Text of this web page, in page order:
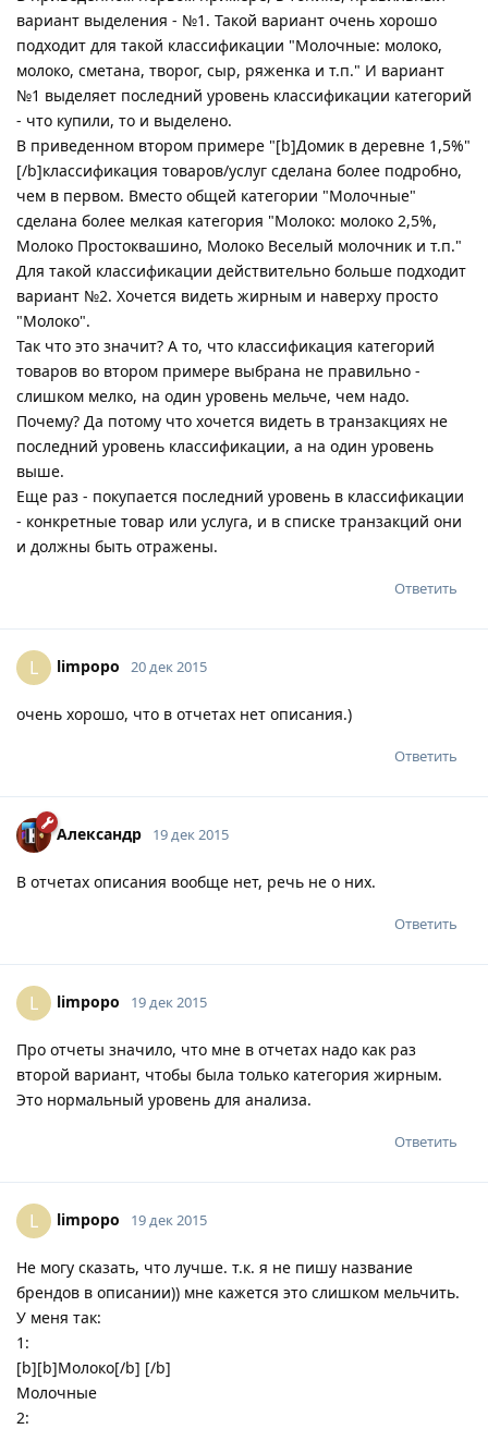
вариант выделения - №1. Такой вариант очень хорошо
подходит для такой классификации "Молочные: молоко,
молоко, сметана, творог, сыр, ряженка и т.п." И вариант
№1 выделяет последний уровень классификации категорий
- что купили, то и выделено.
В приведенном втором примере "[b]Домик в деревне 1,5%"
[/b]классификация товаров/услуг сделана более подробно,
чем в первом. Вместо общей категории "Молочные"
сделана более мелкая категория "Молоко: молоко 2,5%,
Молоко Простоквашино, Молоко Веселый молочник и т.п."
Для такой классификации действительно больше подходит
вариант №2. Хочется видеть жирным и наверху просто
"Молоко".
Так что это значит? А то, что классификация категорий
товаров во втором примере выбрана не правильно -
слишком мелко, на один уровень мельче, чем надо.
Почему? Да потому что хочется видеть в транзакциях не
последний уровень классификации, а на один уровень
выше.
Еще раз - покупается последний уровень в классификации
- конкретные товар или услуга, и в списке транзакций они
и должны быть отражены.
Ответить
L limpopo 20 дек 2015
очень хорошо, что в отчетах нет описания.)
Ответить
Александр 19 дек 2015
В отчетах описания вообще нет, речь не о них.
Ответить
L limpopo 19 дек 2015
Про отчеты значило, что мне в отчетах надо как раз
второй вариант, чтобы была только категория жирным.
Это нормальный уровень для анализа.
Ответить
L limpopo 19 дек 2015
Не могу сказать, что лучше. т.к. я не пишу название
брендов в описании)) мне кажется это слишком мельчить.
У меня так:
1:
[b][b]Молоко[/b] [/b]
Молочные
2: